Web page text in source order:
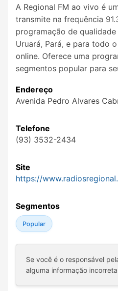
A Regional FM ao vivo é
transmite na frequência
programação de
Uruará, Pará, e para todo
online. Oferece uma
segmentos popular para
Endereço
Avenida Pedro Alvares
Telefone
(93) 3532-2434
Site
https://
Segmentos
Popular
Se você é o responsável
alguma informação